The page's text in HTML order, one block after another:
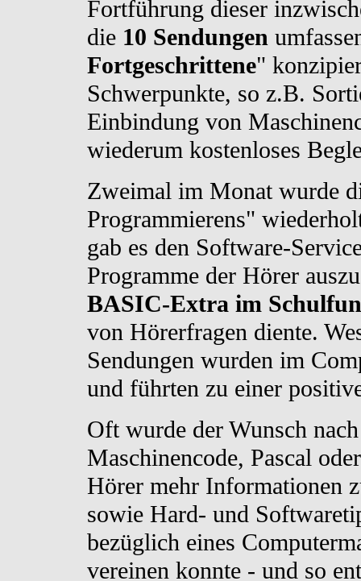
Fortführung dieser
die 10 Sendungen
Fortgeschrittene"
Schwerpunkte, so z.B.
Einbindung von
wiederum kostenloses
Zweimal im Monat wurde
Programmierens"
gab es den Software-
Programme der Hörer
BASIC-Extra im
von Hörerfragen diente.
Sendungen wurden im
und führten zu einer
Oft wurde der Wunsch
Maschinencode, Pascal
Hörer mehr Informationen
sowie Hard- und
bezüglich eines
vereinen konnte - und so